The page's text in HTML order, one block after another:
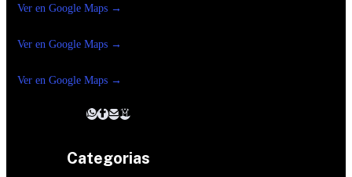
Ver en Google Maps →
Ver en Google Maps →
Ver en Google Maps →
Categorias